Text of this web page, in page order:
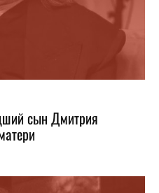
сын Дмитрия